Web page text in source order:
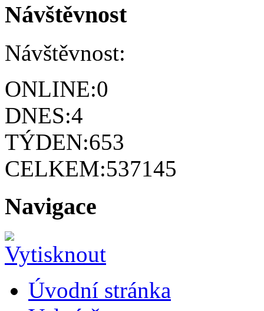
Návštěvnost
Návštěvnost:
ONLINE:0
DNES:4
TÝDEN:653
CELKEM:537145
Navigace
Úvodní stránka